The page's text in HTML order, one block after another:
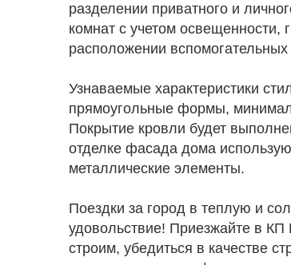
разделении приватного и
комнат с учетом освещенности,
расположении
Узнаваемые характеристики
прямоугольные формы,
Покрытие кровли будет
отделке фасада дома
металлические элементы.
Поездки за город в теплую и
удовольствие! Приезжайте в
строим, убедиться в качестве